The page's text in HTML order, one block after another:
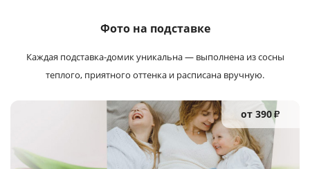
Фото на подставке
Каждая подставка-домик уникальна — выполнена из сосны
теплого, приятного оттенка и расписана вручную.
от 390₽